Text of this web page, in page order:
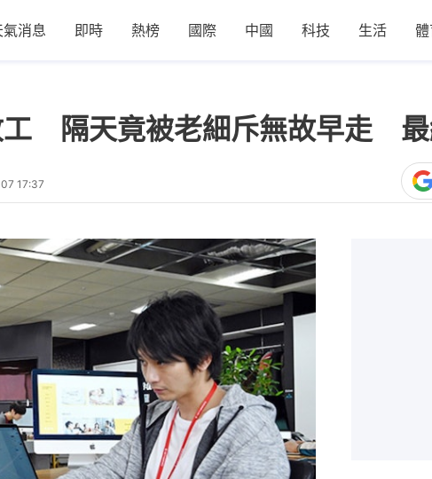
氣消息 即時 熱榜 國際 中國 科技 生活
工 隔天竟被老細斥無故早走 最
17:37